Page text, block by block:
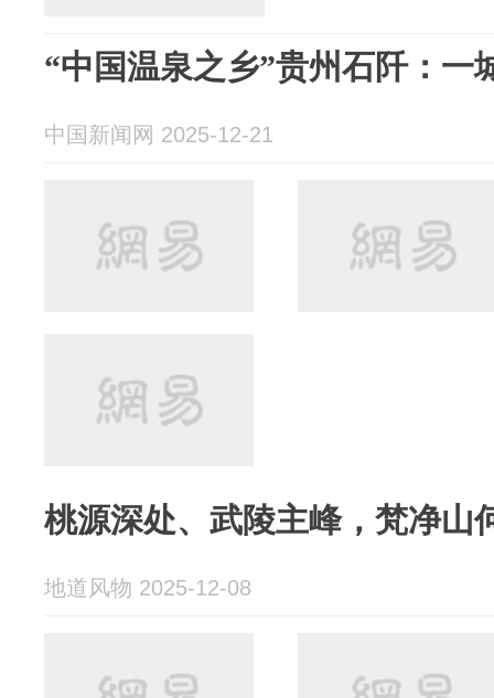
“中国温泉之乡”贵州石阡：一
中国新闻网 2025-12-21
桃源深处、武陵主峰，梵净山
地道风物 2025-12-08